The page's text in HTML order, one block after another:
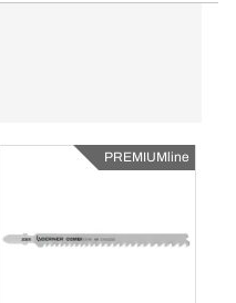
PREMIUMline